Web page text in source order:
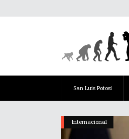
San Luis Potosí
Internacional